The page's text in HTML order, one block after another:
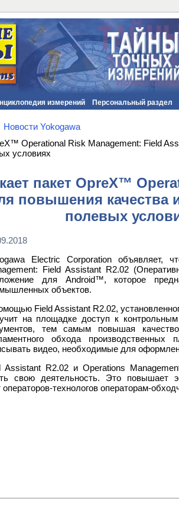
измерений Персональный раздел
Новости Yokogawa
Operational Risk Management: Field
условиях
пакет OpreX™
повышения качества
полевых
Electric Corporation объявляет,
Field Assistant R2.02
для Android™, которое
объектов.
Field Assistant R2.02,
на площадке доступ к
тем самым повышая
обхода
видео, необходимые для
R2.02 и Operations
свою деятельность. Это повышает
технологов операторам-